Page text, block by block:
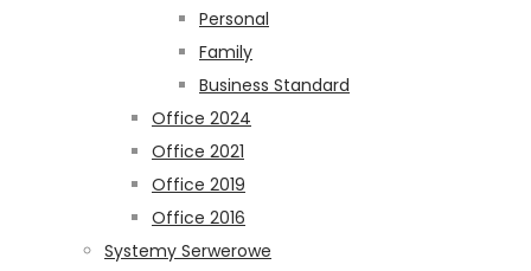
Personal
Family
Business Standard
Office 2024
Office 2021
Office 2019
Office 2016
Systemy Serwerowe